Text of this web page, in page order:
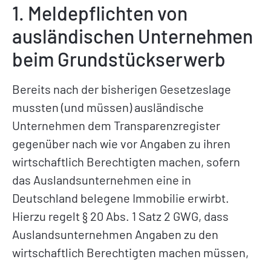
1. Meldepflichten von
ausländischen Unternehmen
beim Grundstückserwerb
Bereits nach der bisherigen Gesetzeslage
mussten (und müssen) ausländische
Unternehmen dem Transparenzregister
gegenüber nach wie vor Angaben zu ihren
wirtschaftlich Berechtigten machen, sofern
das Auslandsunternehmen eine in
Deutschland belegene Immobilie erwirbt.
Hierzu regelt § 20 Abs. 1 Satz 2 GWG, dass
Auslandsunternehmen Angaben zu den
wirtschaftlich Berechtigten machen müssen,